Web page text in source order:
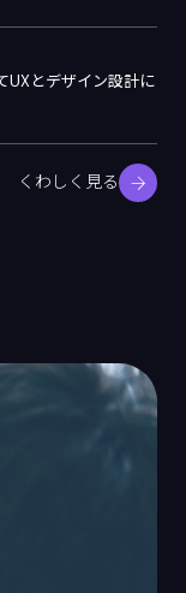
UXとデザイン設計に
くわしく見る